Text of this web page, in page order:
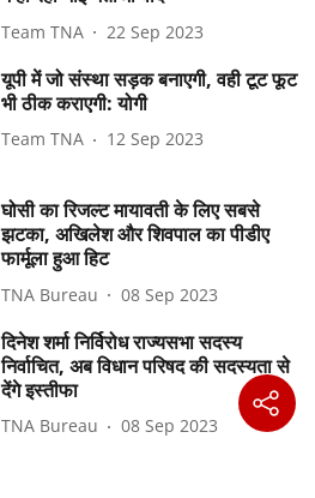
Team TNA 22 Sep 2023
यूपी में जो संस्था सड़क बनाएगी, वही टूट फूट
भी ठीक कराएगी: योगी
Team TNA 12 Sep 2023
घोसी का रिजल्ट मायावती के लिए सबसे
झटका, अखिलेश और शिवपाल का पीडीए
फार्मूला हुआ हिट
TNA Bureau 08 Sep 2023
दिनेश शर्मा निर्विरोध राज्यसभा सदस्य
निर्वाचित, अब विधान परिषद की सदस्यता से
देंगे इस्तीफा
TNA Bureau 08 Sep 2023